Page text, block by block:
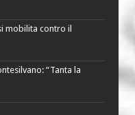
mobilita contro il
“Tanta la